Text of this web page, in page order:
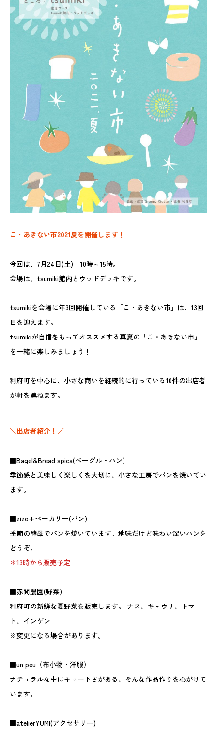
こ・あきない市2021夏を開催します！
今回は、7月24日(土) 10時～15時。
会場は、tsumiki館内とウッドデッキです。
tsumikiを会場に年3回開催している「こ・あきない市」は、13回
目を迎えます。
tsumikiが自信をもってオススメする真夏の「こ・あきない市」
を一緒に楽しみましょう！
利府町を中心に、小さな商いを継続的に行っている10件の出店者
が軒を連ねます。
＼出店者紹介！／
■Bagel&Bread spica(ベーグル・パン)
季節感と美味しく楽しくを大切に、小さな工房でパンを焼いてい
ます。
■zizo+ベーカリー(パン)
季節の酵母でパンを焼いています。地味だけど味わい深いパンを
どうぞ。
＊13時から販売予定
■赤間農園(野菜)
利府町の新鮮な夏野菜を販売します。 ナス、キュウリ、トマ
ト、インゲン
※変更になる場合があります。
■un peu（布小物・洋服）
ナチュラルな中にキュートさがある、そんな作品作りを心がけて
います。
■atelierYUMI(アクセサリー)